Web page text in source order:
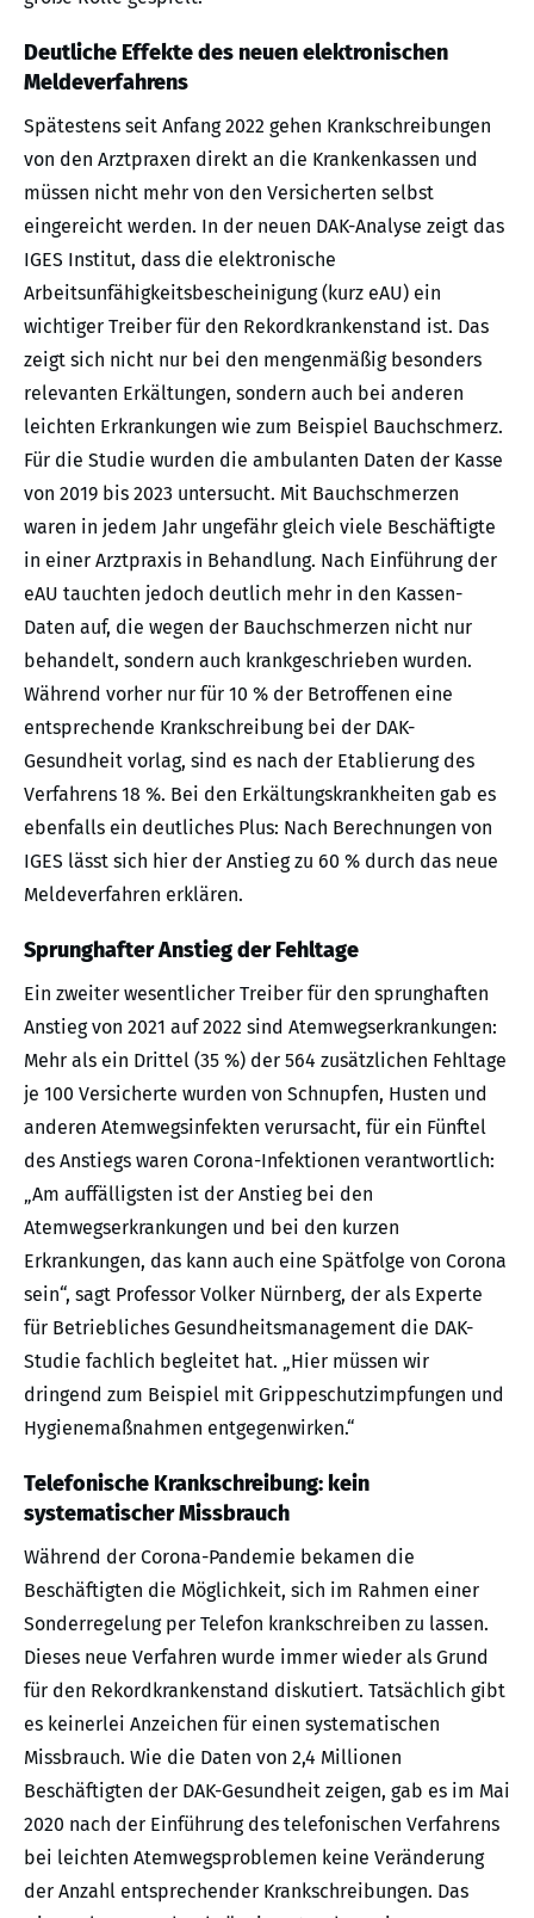
Deutliche Effekte des neuen elektronischen
Meldeverfahrens
Spätestens seit Anfang 2022 gehen Krankschreibungen
von den Arztpraxen direkt an die Krankenkassen und
müssen nicht mehr von den Versicherten selbst
eingereicht werden. In der neuen DAK-Analyse zeigt das
IGES Institut, dass die elektronische
Arbeitsunfähigkeitsbescheinigung (kurz eAU) ein
wichtiger Treiber für den Rekordkrankenstand ist. Das
zeigt sich nicht nur bei den mengenmäßig besonders
relevanten Erkältungen, sondern auch bei anderen
leichten Erkrankungen wie zum Beispiel Bauchschmerz.
Für die Studie wurden die ambulanten Daten der Kasse
von 2019 bis 2023 untersucht. Mit Bauchschmerzen
waren in jedem Jahr ungefähr gleich viele Beschäftigte
in einer Arztpraxis in Behandlung. Nach Einführung der
eAU tauchten jedoch deutlich mehr in den Kassen-
Daten auf, die wegen der Bauchschmerzen nicht nur
behandelt, sondern auch krankgeschrieben wurden.
Während vorher nur für 10 % der Betroffenen eine
entsprechende Krankschreibung bei der DAK-
Gesundheit vorlag, sind es nach der Etablierung des
Verfahrens 18 %. Bei den Erkältungskrankheiten gab es
ebenfalls ein deutliches Plus: Nach Berechnungen von
IGES lässt sich hier der Anstieg zu 60 % durch das neue
Meldeverfahren erklären.
Sprunghafter Anstieg der Fehltage
Ein zweiter wesentlicher Treiber für den sprunghaften
Anstieg von 2021 auf 2022 sind Atemwegserkrankungen:
Mehr als ein Drittel (35 %) der 564 zusätzlichen Fehltage
je 100 Versicherte wurden von Schnupfen, Husten und
anderen Atemwegsinfekten verursacht, für ein Fünftel
des Anstiegs waren Corona-Infektionen verantwortlich:
„Am auffälligsten ist der Anstieg bei den
Atemwegserkrankungen und bei den kurzen
Erkrankungen, das kann auch eine Spätfolge von Corona
sein“, sagt Professor Volker Nürnberg, der als Experte
für Betriebliches Gesundheitsmanagement die DAK-
Studie fachlich begleitet hat. „Hier müssen wir
dringend zum Beispiel mit Grippeschutzimpfungen und
Hygienemaßnahmen entgegenwirken.“
Telefonische Krankschreibung: kein
systematischer Missbrauch
Während der Corona-Pandemie bekamen die
Beschäftigten die Möglichkeit, sich im Rahmen einer
Sonderregelung per Telefon krankschreiben zu lassen.
Dieses neue Verfahren wurde immer wieder als Grund
für den Rekordkrankenstand diskutiert. Tatsächlich gibt
es keinerlei Anzeichen für einen systematischen
Missbrauch. Wie die Daten von 2,4 Millionen
Beschäftigten der DAK-Gesundheit zeigen, gab es im Mai
2020 nach der Einführung des telefonischen Verfahrens
bei leichten Atemwegsproblemen keine Veränderung
der Anzahl entsprechender Krankschreibungen. Das